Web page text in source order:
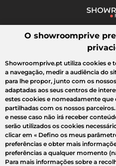
Pesquisar uma marca,
Todas as vendas Moda
O showroomprive
Showroomprive.pt utiliza cookies e
a navegação, medir a audiência do
para lhe propor, junto com os
adaptadas aos seus centros de
estes cookies e nomeadamente que
partilhadas com os nossos
e nesse caso não irá receber
serão utilizados os cookies
clicar em « Defino os meus
preferências e obter mais
preferências a qualquer momento
Para mais informações sobre a